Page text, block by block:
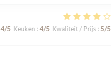
4/5 Keuken : 4/5 Kwaliteit / Prijs: 5/5